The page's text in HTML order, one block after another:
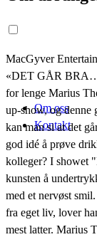
Om oss
Kontakt
MacGyver
«DET GÅR
for lenge Marius
up-show, og denne
kan man si at det
god idé å prøve
kolleger? I showet
kunsten å
med et nervøst
fra eget liv, lover
mest latter. Marius